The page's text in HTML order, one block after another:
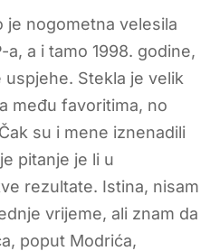
je nogometna velesila
a, a i tamo 1998. godine,
Stekla je velik
među favoritima, no
su i mene iznenadili
pitanje je li u
rezultate. Istina, nisam
vrijeme, ali znam da
poput Modrića,